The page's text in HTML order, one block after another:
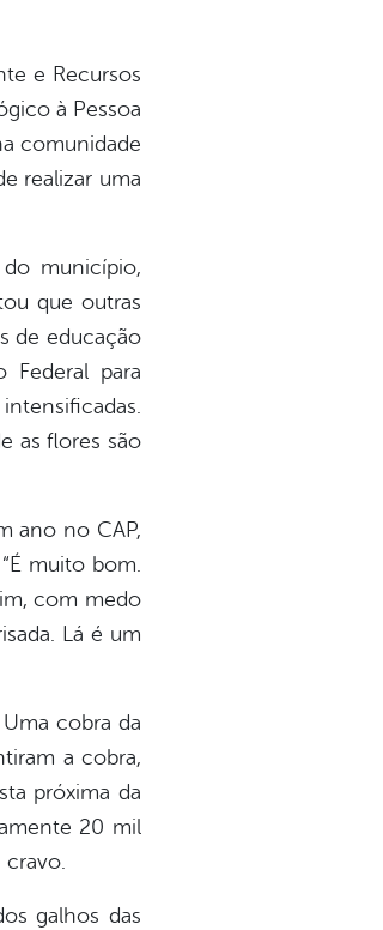
e Recursos
à Pessoa
comunidade
realizar uma
município,
que outras
de educação
Federal para
as flores são
ano no CAP,
muito bom.
com medo
Lá é um
cobra da
a cobra,
próxima da
20 mil
cravo.
galhos das